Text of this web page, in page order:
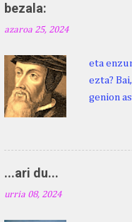
bezala:
azaroa 25, 2024
eta
ezta?
genion
digu
Duhauk
...ari du...
urria 08, 2024